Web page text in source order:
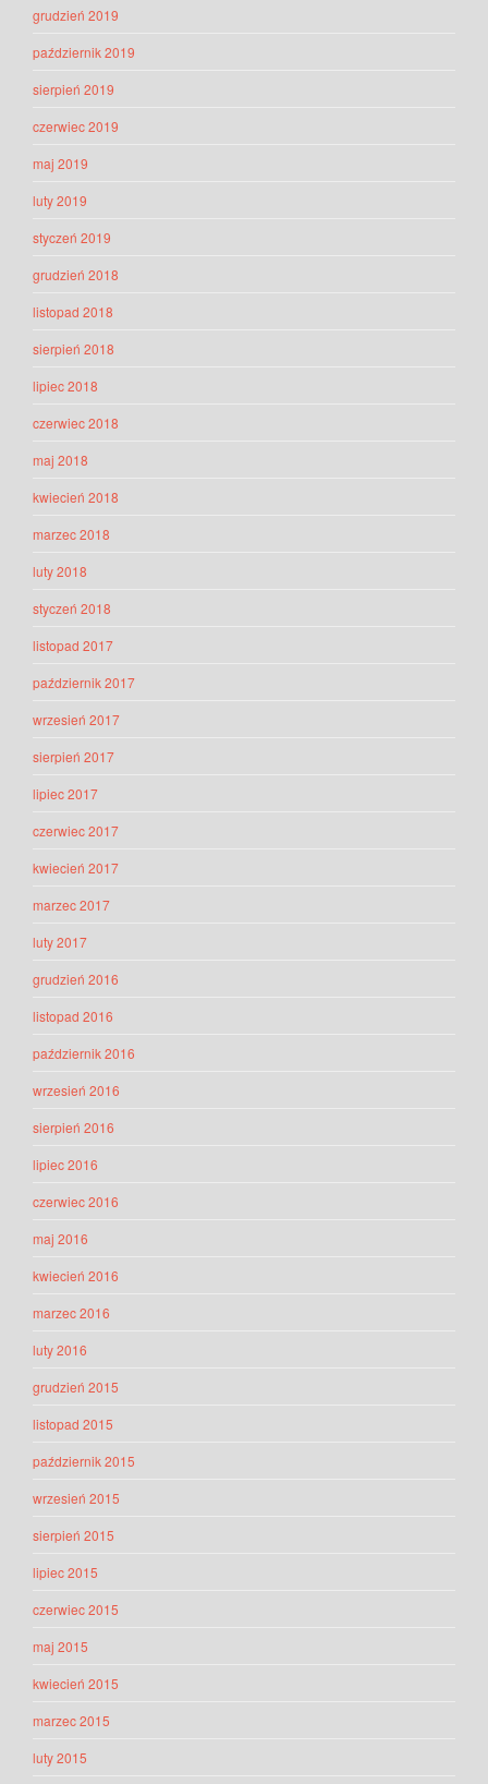
grudzień 2019
październik 2019
sierpień 2019
czerwiec 2019
maj 2019
luty 2019
styczeń 2019
grudzień 2018
listopad 2018
sierpień 2018
lipiec 2018
czerwiec 2018
maj 2018
kwiecień 2018
marzec 2018
luty 2018
styczeń 2018
listopad 2017
październik 2017
wrzesień 2017
sierpień 2017
lipiec 2017
czerwiec 2017
kwiecień 2017
marzec 2017
luty 2017
grudzień 2016
listopad 2016
październik 2016
wrzesień 2016
sierpień 2016
lipiec 2016
czerwiec 2016
maj 2016
kwiecień 2016
marzec 2016
luty 2016
grudzień 2015
listopad 2015
październik 2015
wrzesień 2015
sierpień 2015
lipiec 2015
czerwiec 2015
maj 2015
kwiecień 2015
marzec 2015
luty 2015